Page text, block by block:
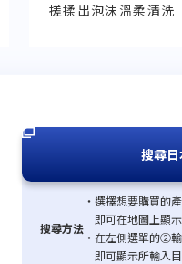
搓揉出泡沫溫柔清洗
搜尋
在新視窗中開啟
搜尋方法
選擇想要購買的
即可在地圖上顯
在左側選單的②輸
即可顯示所輸入